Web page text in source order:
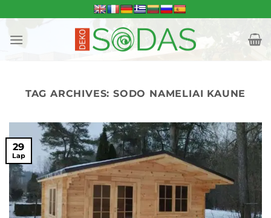
to
content
TAG ARCHIVES: SODO NAMELIAI KAUNE
29
Lap